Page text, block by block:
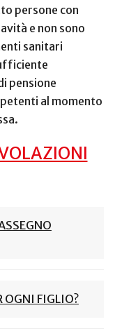
persone con
e non sono
sanitari
pensione
al momento
OGNI FIGLIO?